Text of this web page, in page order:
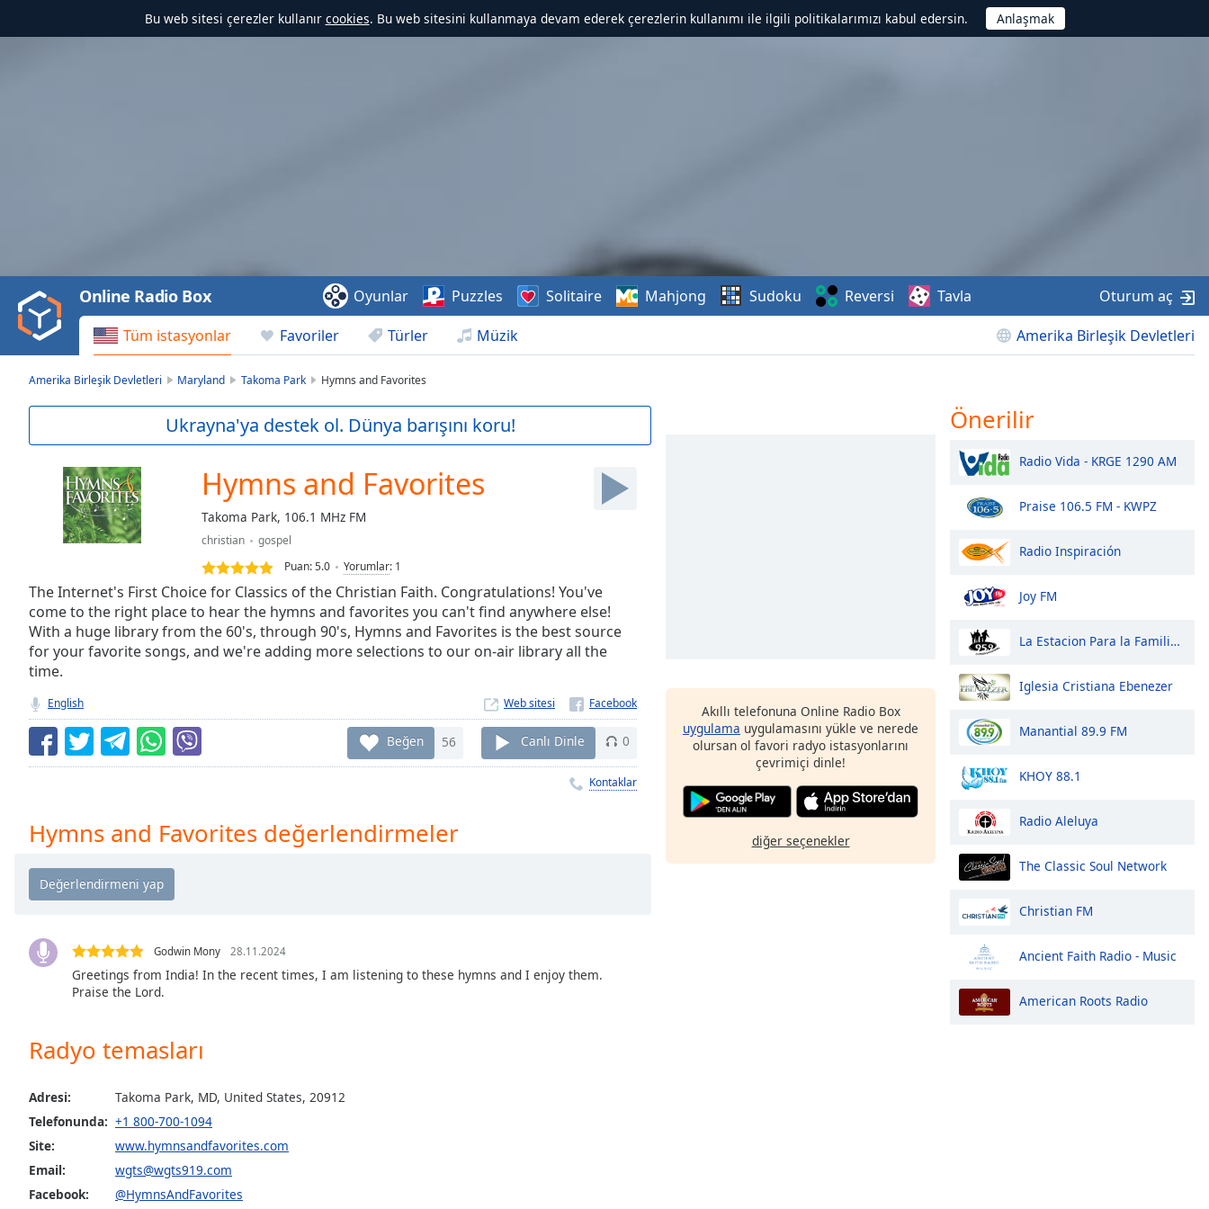
Bu web sitesi çerezler kullanır cookies. Bu web sitesini kullanmaya devam ederek çerezlerin kullanımı ile ilgili politikalarımızı kabul edersin.
Video
Play
Backward
Skip
Current
Duration-:-
Seek to
currently
behind
LIVE
Remaining
Time-
Chapters
Descriptions
off
selected
settings,
opens
settings
dialog
subtitles
,
selected
Tüm istasyonlar Favoriler Türler Müzik Amerika Birleşik Devletleri
Online Radio Box Oyunlar Puzzles Solitaire Mahjong Sudoku Reversi Tavla Oturum aç
Amerika Birleşik Devletleri Maryland Takoma Park Hymns and Favorites
Ukrayna'ya destek ol. Dünya barışını koru!
Hymns and Favorites
Takoma Park, 106.1 MHz FM
christian
gospel
Puan:5.0 Yorumlar: 1
The Internet's First Choice for Classics of the Christian Faith. Congratulations! You've
come to the right place to hear the hymns and favorites you can't find anywhere else!
With a huge library from the 60's, through 90's, Hymns and Favorites is the best source
for your favorite songs, and we're adding more selections to our on-air library all the
time.
English Web sitesi
Beğen 56 Canlı Dinle 0
Kontaklar
Hymns and Favorites değerlendirmeler
Godwin Mony 28.11.2024
Greetings from India! In the recent times, I am listening to these hymns and I enjoy them.
Praise the Lord.
Radyo temasları
Adresi:
Takoma Park, MD, United States, 20912
Telefonunda: +1 800-700-1094
Site:
www.hymnsandfavorites.com
Email:
wgts@wgts919.com
Facebook:
@HymnsAndFavorites
Akıllı telefonuna Online Radio Box
uygulama uygulamasını yükle ve nerede
olursan ol favori radyo istasyonlarını
çevrimiçi dinle!
diğer seçenekler
Önerilir
Radio Vida - KRGE 1290 AM
Praise 106.5 FM - KWPZ
Radio Inspiración
Joy FM
La Estacion Para la Familia 95.9 FM
Iglesia Cristiana Ebenezer
Manantial 89.9 FM
KHOY 88.1
Radio Aleluya
The Classic Soul Network
Christian FM
Ancient Faith Radio - Music
American Roots Radio